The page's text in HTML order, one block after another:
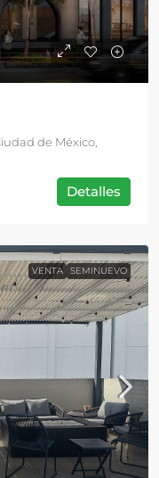
de México,
Detalles
VENTA SEMINUEVO